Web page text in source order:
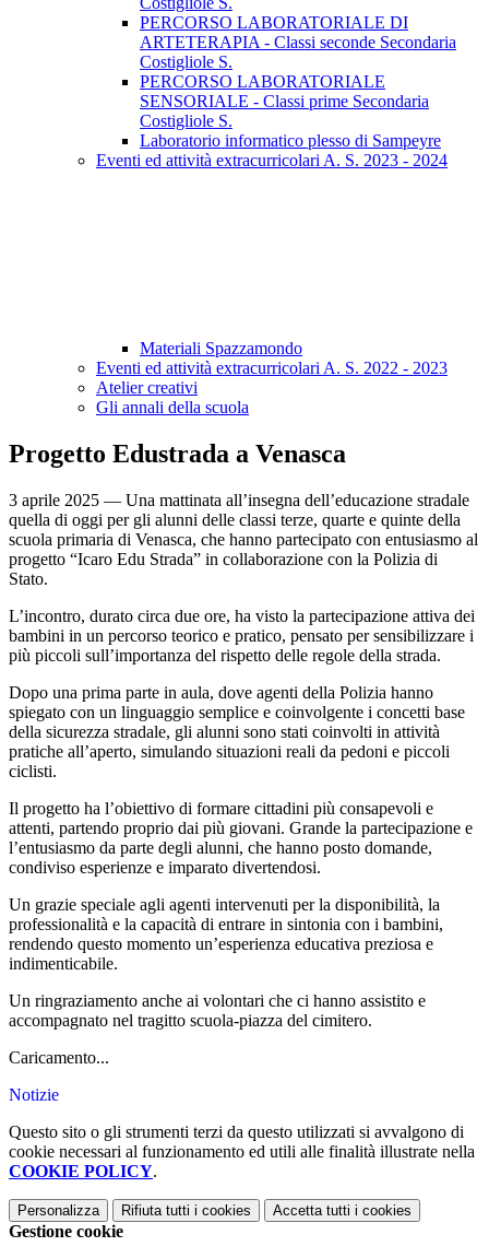
PERCORSO LABORATORIALE DI
ARTETERAPIA - Classi seconde Secondaria
Costigliole S.
PERCORSO LABORATORIALE
SENSORIALE - Classi prime Secondaria
Costigliole S.
Laboratorio informatico plesso di Sampeyre
Eventi ed attività extracurricolari A. S. 2023 - 2024
Materiali Spazzamondo
Eventi ed attività extracurricolari A. S. 2022 - 2023
Atelier creativi
Gli annali della scuola
Progetto Edustrada a Venasca
3 aprile 2025 — Una mattinata all’insegna dell’educazione stradale
quella di oggi per gli alunni delle classi terze, quarte e quinte della
scuola primaria di Venasca, che hanno partecipato con entusiasmo al
progetto “Icaro Edu Strada” in collaborazione con la Polizia di
Stato.
L’incontro, durato circa due ore, ha visto la partecipazione attiva dei
bambini in un percorso teorico e pratico, pensato per sensibilizzare i
più piccoli sull’importanza del rispetto delle regole della strada.
Dopo una prima parte in aula, dove agenti della Polizia hanno
spiegato con un linguaggio semplice e coinvolgente i concetti base
della sicurezza stradale, gli alunni sono stati coinvolti in attività
pratiche all’aperto, simulando situazioni reali da pedoni e piccoli
ciclisti.
Il progetto ha l’obiettivo di formare cittadini più consapevoli e
attenti, partendo proprio dai più giovani. Grande la partecipazione e
l’entusiasmo da parte degli alunni, che hanno posto domande,
condiviso esperienze e imparato divertendosi.
Un grazie speciale agli agenti intervenuti per la disponibilità, la
professionalità e la capacità di entrare in sintonia con i bambini,
rendendo questo momento un’esperienza educativa preziosa e
indimenticabile.
Un ringraziamento anche ai volontari che ci hanno assistito e
accompagnato nel tragitto scuola-piazza del cimitero.
Caricamento...
Notizie
Questo sito o gli strumenti terzi da questo utilizzati si avvalgono di
cookie necessari al funzionamento ed utili alle finalità illustrate nella
COOKIE POLICY.
Personalizza Rifiuta tutti i cookies Accetta tutti i cookies
Gestione cookie